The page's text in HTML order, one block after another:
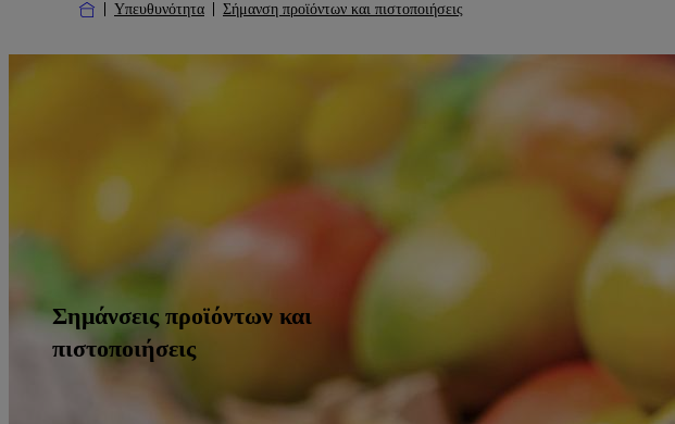
Υπευθυνότητα Σήμανση προϊόντων και πιστοποιήσεις
Σημάνσεις προϊόντων και
πιστοποιήσεις